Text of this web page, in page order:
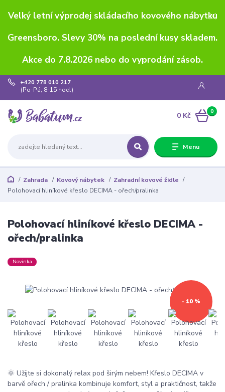
Velký letní výprodej skládacího kovového nábytku
Greensboro. Slevy 30% na poslední kusy skladem.
Akce do 7.8.2026 nebo do vyprodání zásob.
Menu
+420 778 010 217
(Po-Pá, 8-15 hod.)
0
0 Kč
Zahrada Kovový nábytek
Zahradní kovové židle
Polohovací hliníkové křeslo DECIMA - ořech/pralinka
Polohovací hliníkové křeslo DECIMA -
ořech/pralinka
Novinka
- 10 %
🌞 Užijte si dokonalý relax pod širým nebem! Křeslo DECIMA v
barvě ořech / pralinka kombinuje komfort, styl a praktičnost, takže